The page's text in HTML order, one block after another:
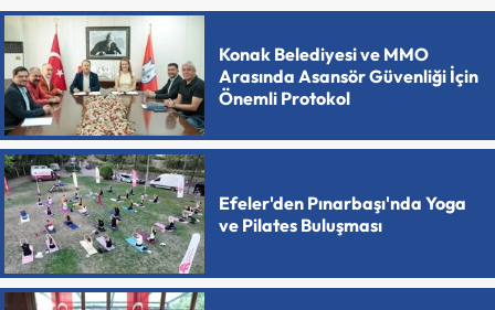
Konak Belediyesi ve MMO
Arasında Asansör Güvenliği İçin
Önemli Protokol
Efeler'den Pınarbaşı'nda Yoga
ve Pilates Buluşması